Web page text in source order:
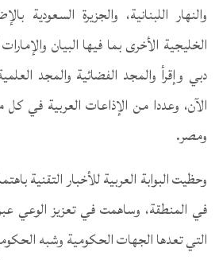
والنهار اللبنانية، والجزيرة
دبي وإقرأ والمجد الفضائية والمجد
الآن، وعددا من الإذاعات العربية في كل
ومصر.
وحظيت البوابة العربية للأخبار التقنية
في المنطقة، وساهمت في تعزيز الوعي عبر
التي تعدها الجهات الحكومية وشبه